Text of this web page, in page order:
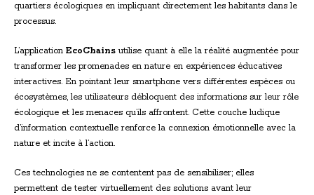
quartiers écologiques en impliquant directement les habitants dans le
processus.
L’application EcoChains utilise quant à elle la réalité augmentée pour
transformer les promenades en nature en expériences éducatives
interactives. En pointant leur smartphone vers différentes espèces ou
écosystèmes, les utilisateurs débloquent des informations sur leur rôle
écologique et les menaces qu’ils affrontent. Cette couche ludique
d’information contextuelle renforce la connexion émotionnelle avec la
nature et incite à l’action.
Ces technologies ne se contentent pas de sensibiliser; elles
permettent de tester virtuellement des solutions avant leur